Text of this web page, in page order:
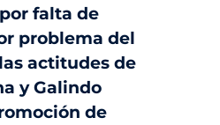
falta de
problema del
actitudes de
y Galindo
de